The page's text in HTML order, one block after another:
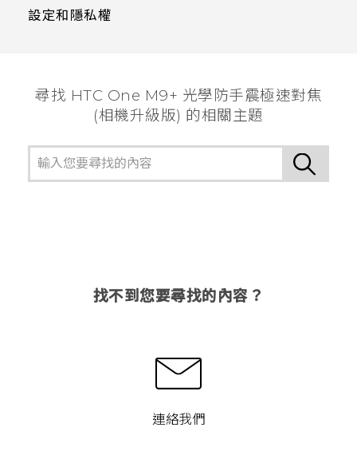
設定和隱私權
尋找 HTC One M9+ 光學防手震極速對焦
(相機升級版) 的相關主題
找不到您要尋找的內容？
連絡我們